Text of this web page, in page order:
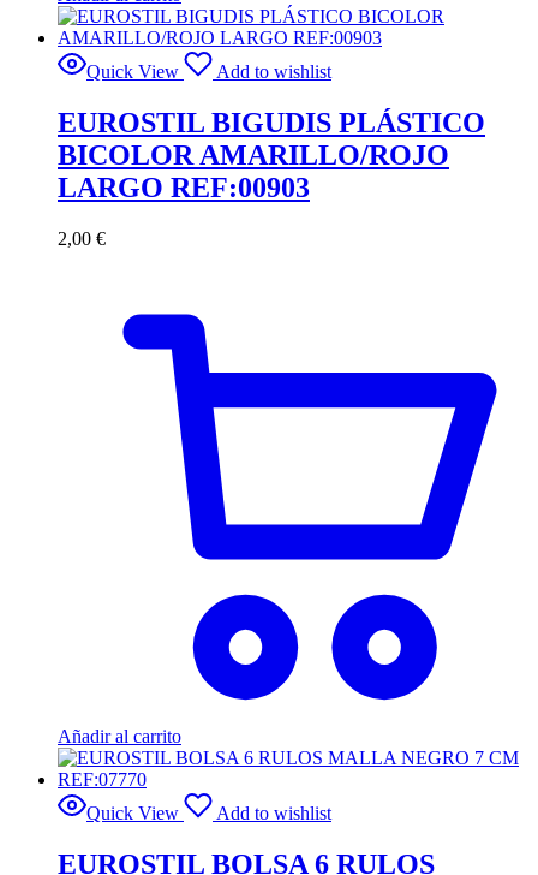
Quick View Add to wishlist
EUROSTIL BIGUDIS PLÁSTICO
BICOLOR AMARILLO/ROJO
LARGO REF:00903
2,00 €
Añadir al carrito
Quick View Add to wishlist
EUROSTIL BOLSA 6 RULOS